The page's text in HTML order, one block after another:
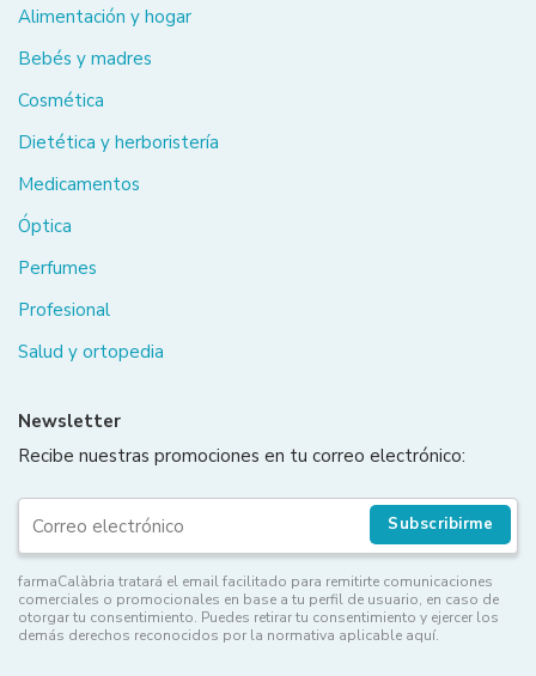
Alimentación y hogar
Bebés y madres
Cosmética
Dietética y herboristería
Medicamentos
Óptica
Perfumes
Profesional
Salud y ortopedia
Newsletter
Recibe nuestras promociones en tu correo electrónico:
Subscribirme
farmaCalàbria tratará el email facilitado para remitirte comunicaciones
comerciales o promocionales en base a tu perfil de usuario, en caso de
otorgar tu consentimiento. Puedes retirar tu consentimiento y ejercer los
demás derechos reconocidos por la normativa aplicable aquí.